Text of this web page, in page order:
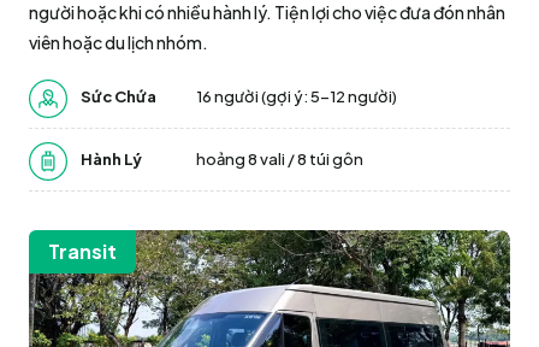
người hoặc khi có nhiều hành lý. Tiện lợi cho việc đưa đón nhân
viên hoặc du lịch nhóm.
Sức Chứa 16 người (gợi ý: 5–12 người)
Hành Lý hoảng 8 vali / 8 túi gôn
Transit